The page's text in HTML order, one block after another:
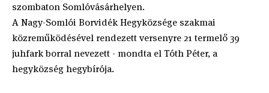
szombaton Somlóvásárhelyen.
A Nagy-Somlói Borvidék Hegyközsége szakmai
közreműködésével rendezett versenyre 21 termelő 39
juhfark borral nevezett - mondta el Tóth Péter, a
hegyközség hegybírója.